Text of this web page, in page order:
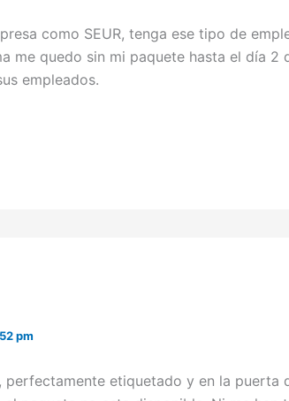
como SEUR, tenga ese tipo de
me quedo sin mi paquete hasta el día 2
empleados.
pm
perfectamente etiquetado y en la puerta